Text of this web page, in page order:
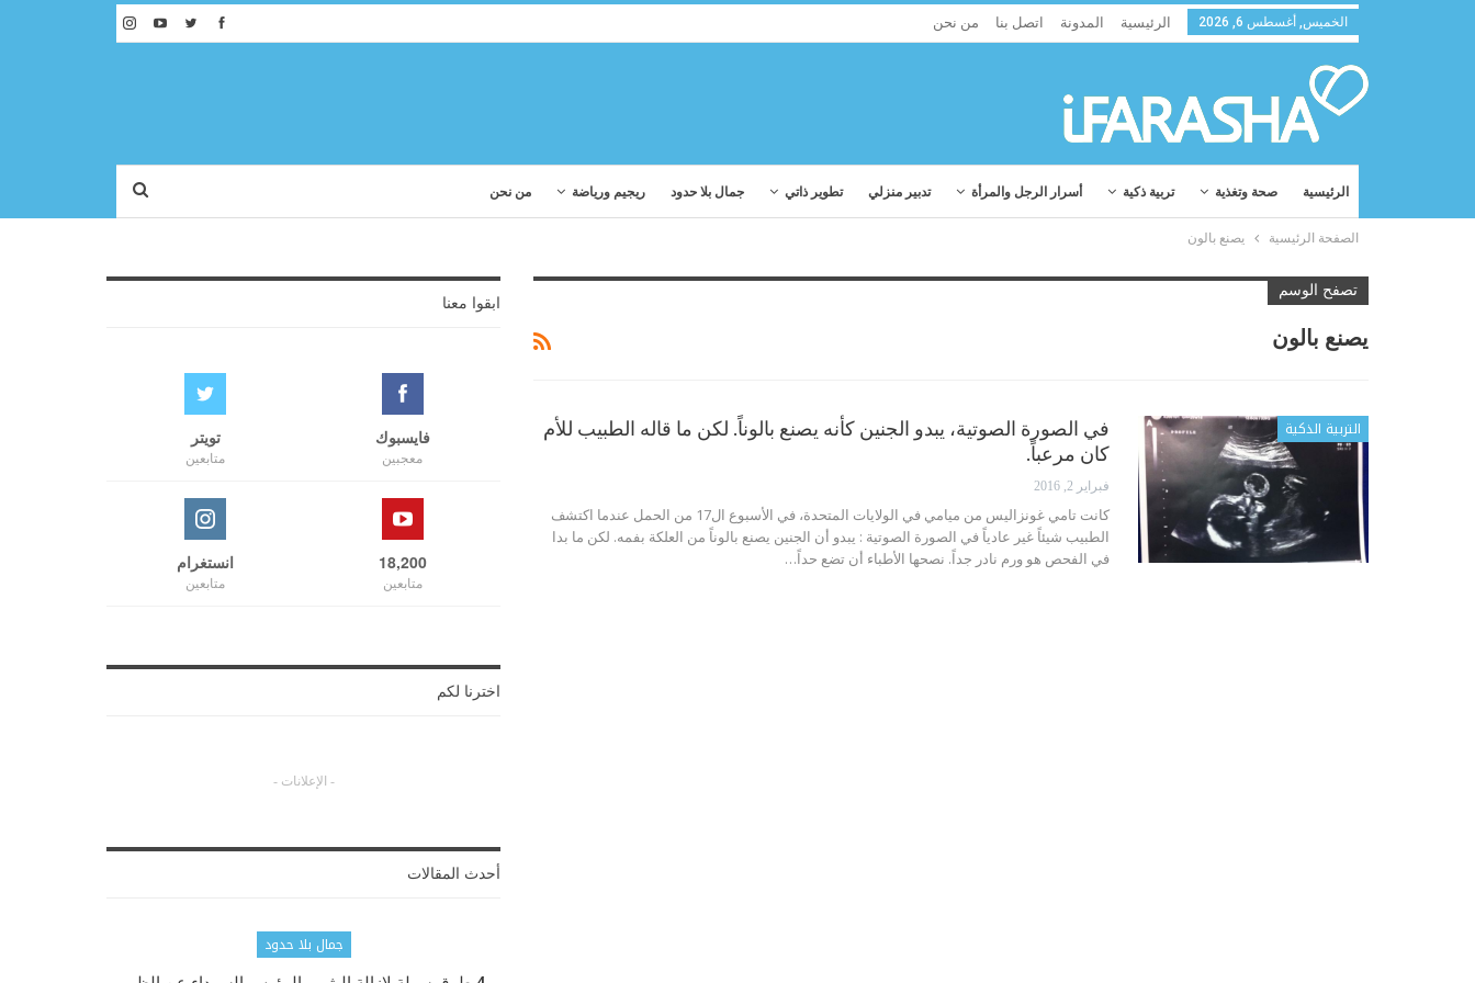
الخميس, أغسطس 6, 2026 الرئيسية المدونة اتصل بنا من نحن
الرئيسية صحة وتغذية تربية ذكية أسرار الرجل والمرأة تدبير منزلي تطوير ذاتي جمال بلا حدود ريجيم ورياضة من نحن
الصفحة الرئيسية يصنع بالون
تصفح الوسم
يصنع بالون
التربية الذكية
في الصورة الصوتية، يبدو الجنين كأنه يصنع بالوناً. لكن ما قاله الطبيب للأم
كان مرعباً.
فبراير 2, 2016
كانت تامي غونزاليس من ميامي في الولايات المتحدة، في الأسبوع ال17 من الحمل عندما اكتشف
الطبيب شيئاً غير عادياً في الصورة الصوتية : يبدو أن الجنين يصنع بالوناً من العلكة بفمه. لكن ما بدا
في الفحص هو ورم نادر جداً. نصحها الأطباء أن تضع حداً…
ابقوا معنا
فايسبوك
معجبين
تويتر
متابعين
18,200
متابعين
انستغرام
متابعين
اخترنا لكم
- الإعلانات -
أحدث المقالات
جمال بلا حدود